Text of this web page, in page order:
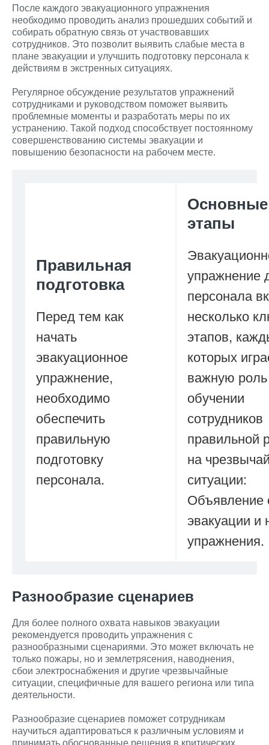
После каждого эвакуационного упражнения
необходимо проводить анализ прошедших событий и
собирать обратную связь от участвовавших
сотрудников. Это позволит выявить слабые места в
плане эвакуации и улучшить подготовку персонала к
действиям в экстренных ситуациях.
Регулярное обсуждение результатов упражнений
сотрудниками и руководством поможет выявить
проблемные моменты и разработать меры по их
устранению. Такой подход способствует постоянному
совершенствованию системы эвакуации и
повышению безопасности на рабочем месте.
Правильная
подготовка
Перед тем как
начать
эвакуационное
упражнение,
необходимо
обеспечить
правильную
подготовку
персонала.
Основные
этапы
упражнение
персонала
несколько
этапов,
которых
важную
обучении
сотрудников
правильной
на
ситуации:
Объявление
эвакуации и
упражнения.
Разнообразие сценариев
Для более полного охвата навыков эвакуации
рекомендуется проводить упражнения с
разнообразными сценариями. Это может включать не
только пожары, но и землетрясения, наводнения,
сбои электроснабжения и другие чрезвычайные
ситуации, специфичные для вашего региона или типа
деятельности.
Разнообразие сценариев поможет сотрудникам
научиться адаптироваться к различным условиям и